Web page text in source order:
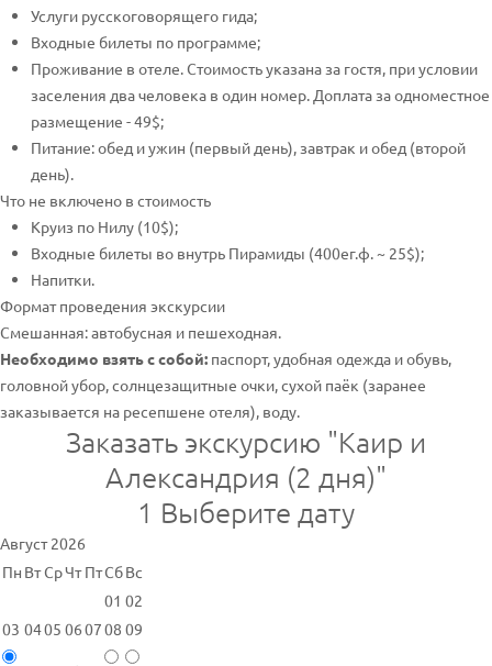
Услуги русскоговорящего гида;
Входные билеты по программе;
Проживание в отеле. Стоимость указана за гостя, при условии
заселения два человека в один номер. Доплата за одноместное
размещение - 49$;
Питание: обед и ужин (первый день), завтрак и обед (второй
день).
Что не включено в стоимость
Круиз по Нилу (10$);
Входные билеты во внутрь Пирамиды (400ег.ф. ~ 25$);
Напитки.
Формат проведения экскурсии
Смешанная: автобусная и пешеходная.
Необходимо взять с собой: паспорт, удобная одежда и обувь,
головной убор, солнцезащитные очки, сухой паёк (заранее
заказывается на ресепшене отеля), воду.
Заказать экскурсию "Каир и
Александрия (2 дня)"
1 Выберите дату
Август 2026
Пн ВтСрЧт ПтСбВс
01 02
03 0405 060708 09